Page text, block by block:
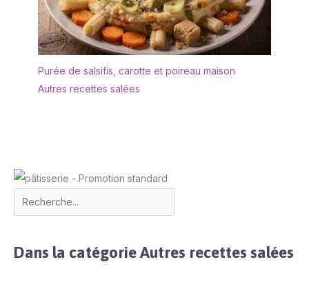
Purée de salsifis, carotte et poireau maison
Autres recettes salées
Dans la catégorie Autres recettes salées